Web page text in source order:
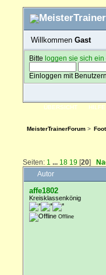
Willkommen Gast
Bitteloggen sie sich ein
Einloggen mit
ÜBERSICHT HILFE
MeisterTrainerForum>
Seiten: 1 ... 18 19 [20]
Autor
affe1802
Kreisklassenkönig
Offline